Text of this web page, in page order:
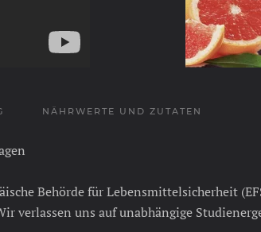
NÄHRWERTE UND ZUTATEN
Behörde für Lebensmittelsicherheit
verlassen uns auf unabhängige